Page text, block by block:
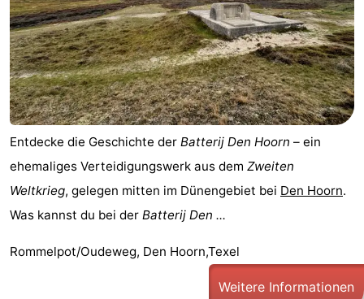
Entdecke die Geschichte der Batterij Den Hoorn – ein
ehemaliges Verteidigungswerk aus dem Zweiten
Weltkrieg, gelegen mitten im Dünengebiet bei Den Hoorn.
Was kannst du bei der Batterij Den ...
Rommelpot/Oudeweg, Den Hoorn,Texel
Weitere Informationen